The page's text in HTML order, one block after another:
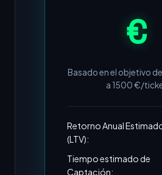
€
Basado en el objetivo de
a 1500€/
Retorno Anual
(LTV):
Tiempo estimado de
Captación: